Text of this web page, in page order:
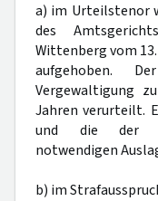
a) im Urteilstenor
des
Wittenberg vom 13.
aufgehoben.
Vergewaltigung
Jahren verurteilt.
und die der
notwendigen
b) im